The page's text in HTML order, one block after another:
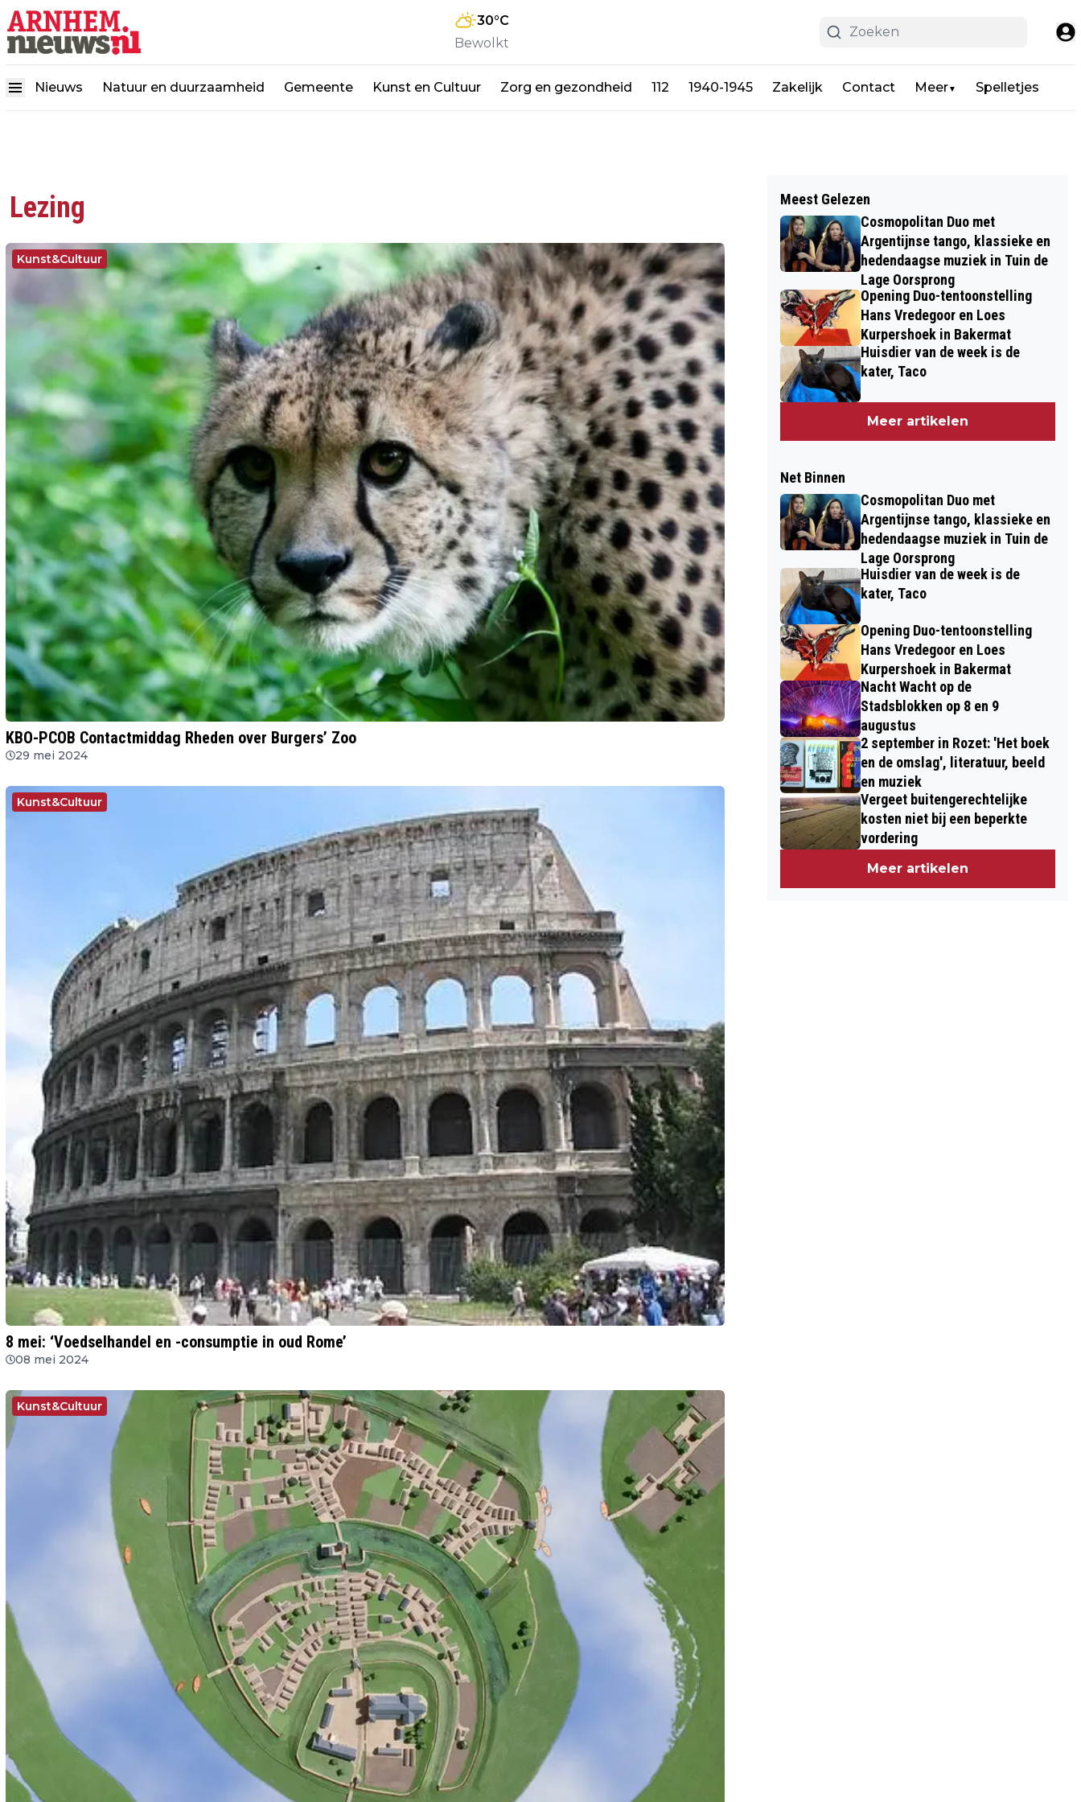
30°C
Bewolkt
Nieuws Natuur en duurzaamheid Gemeente Kunst en Cultuur Zorg en gezondheid 112 1940-1945 Zakelijk Contact Meer▼ Spelletjes
Lezing
Kunst&Cultuur
KBO-PCOB Contactmiddag Rheden over Burgers’ Zoo
29 mei 2024
Kunst&Cultuur
8 mei: ‘Voedselhandel en -consumptie in oud Rome’
08 mei 2024
Kunst&Cultuur
Meest Gelezen
Cosmopolitan Duo met
Argentijnse tango, klassieke en
hedendaagse muziek in Tuin de
Lage Oorsprong
Opening Duo-tentoonstelling
Hans Vredegoor en Loes
Kurpershoek in Bakermat
Huisdier van de week is de
kater, Taco
Meer artikelen
Net Binnen
Cosmopolitan Duo met
Argentijnse tango, klassieke en
hedendaagse muziek in Tuin de
Lage Oorsprong
Huisdier van de week is de
kater, Taco
Opening Duo-tentoonstelling
Hans Vredegoor en Loes
Kurpershoek in Bakermat
Nacht Wacht op de
Stadsblokken op 8 en 9
augustus
2 september in Rozet: 'Het boek
en de omslag', literatuur, beeld
en muziek
Vergeet buitengerechtelijke
kosten niet bij een beperkte
vordering
Meer artikelen